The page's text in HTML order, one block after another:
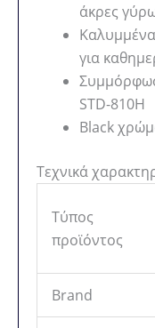
άκρες
Καλυμμένα
για
STD-810H
Black
Τεχνικά
Τύπος
προϊόντος
Brand